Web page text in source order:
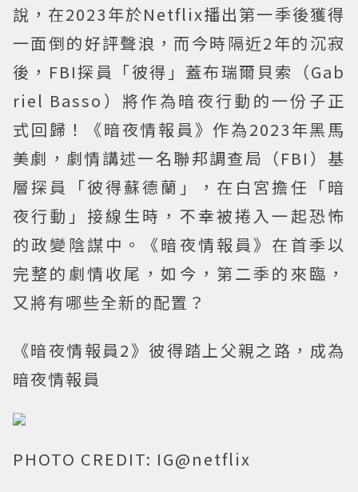
說，在2023年於Netflix播出第一季後獲得
一面倒的好評聲浪，而今時隔近2年的沉寂
後，FBI探員「彼得」蓋布瑞爾貝索（Gab
riel Basso）將作為暗夜行動的一份子正
式回歸！《暗夜情報員》作為2023年黑馬
美劇，劇情講述一名聯邦調查局（FBI）基
層探員「彼得蘇德蘭」，在白宮擔任「暗
夜行動」接線生時，不幸被捲入一起恐怖
的政變陰謀中。《暗夜情報員》在首季以
完整的劇情收尾，如今，第二季的來臨，
又將有哪些全新的配置？
《暗夜情報員2》彼得踏上父親之路，成為
暗夜情報員
PHOTO CREDIT: IG@netflix